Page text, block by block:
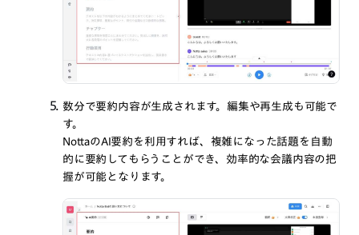
数分で要約内容が生成されます。編集や再生成も可能で
す。
NottaのAI要約を利用すれば、複雑になった話題を自動
的に要約してもらうことができ、効率的な会議内容の把
握が可能となります。